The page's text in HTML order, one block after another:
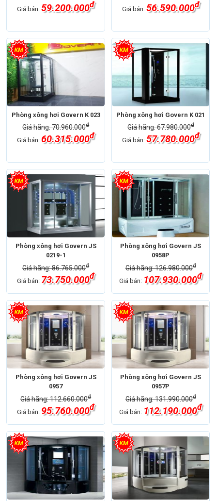
Giá bán:59.200.000đ Giá bán: 56.590.000đ
Phòng xông hơi Govern K 023
Giá hãng: 70.960.000đ
Giá bán:60.315.000đ
Phòng xông hơi Govern K 021
Giá hãng: 67.980.000đ
Giá bán: 57.780.000đ
Phòng xông hơi Govern JS
0219-1
Giá hãng: 86.765.000đ
Giá bán: 73.750.000đ
Phòng xông hơi Govern JS
0958P
Giá hãng: 126.980.000đ
Giá bán: 107.930.000đ
Phòng xông hơi Govern JS
0957
Giá hãng: 112.660.000đ
Giá bán: 95.760.000đ
Phòng xông hơi Govern JS
0957P
Giá hãng: 131.990.000đ
Giá bán: 112.190.000đ